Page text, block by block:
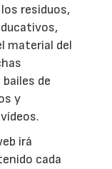
residuos,
material del
de
y
irá
cada